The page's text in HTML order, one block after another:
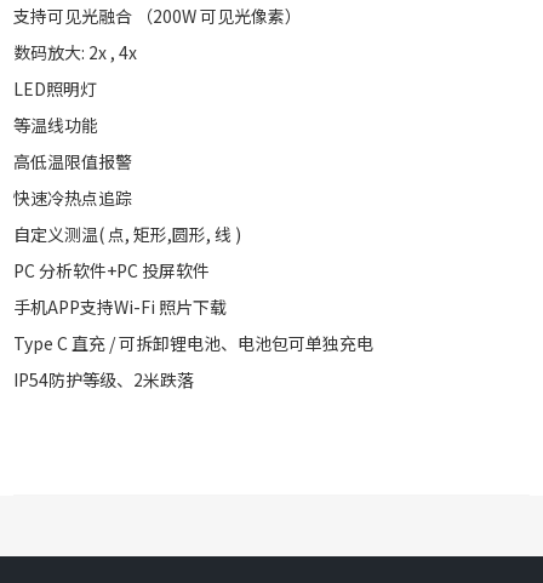
支持可见光融合 （200W 可见光像素）
数码放大: 2x , 4x
LED照明灯
等温线功能
高低温限值报警
快速冷热点追踪
自定义测温( 点, 矩形,圆形, 线 )
PC 分析软件+PC 投屏软件
手机APP支持Wi-Fi 照片下载
Type C 直充 / 可拆卸锂电池、电池包可单独充电
IP54防护等级、2米跌落